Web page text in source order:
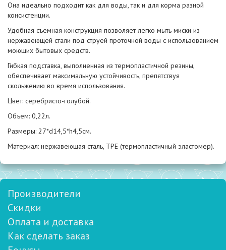
Она идеально подходит как для воды, так и для корма разной
консистенции.
Удобная съемная конструкция позволяет легко мыть миски из
нержавеющей стали под струей проточной воды с использованием
моющих бытовых средств.
Гибкая подставка, выполненная из термопластичной резины,
обеспечивает максимальную устойчивость, препятствуя
скольжению во время использования.
Цвет: серебристо-голубой.
Объем: 0,22л.
Размеры: 27*d14,5*h4,5см.
Материал: нержавеющая сталь, TPE (термопластичный эластомер).
Производители
Скидки
Оплата и доставка
Как сделать заказ